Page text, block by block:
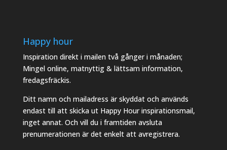
Happy hour
Inspiration direkt i mailen två gånger i månaden;
Mingel online, matnyttig & lättsam information,
fredagsfräckis.
Ditt namn och mailadress är skyddat och används
endast till att skicka ut Happy Hour inspirationsmail,
inget annat. Och vill du i framtiden avsluta
prenumerationen är det enkelt att avregistrera.